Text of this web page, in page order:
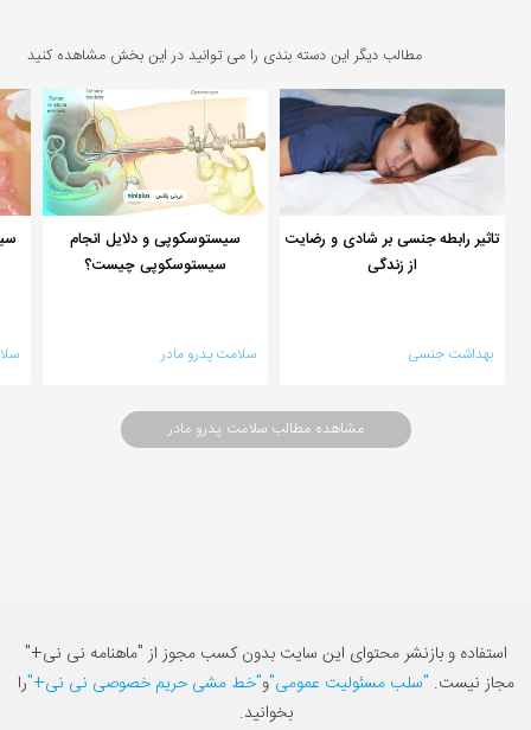
مطالب دیگر این دسته بندی را می توانید در این بخش مشاهده کنید
تاثیر رابطه جنسی بر شادی و رضایت
از زندگی
بهداشت جنسی
سیستوسکوپی و دلایل انجام
سیستوسکوپی چیست؟
سلامت پدرو مادر
مشاهده مطالب سلامت پدرو مادر
استفاده و بازنشر محتوای این سایت بدون کسب مجوز از "ماهنامه نی نی+"
مجاز نیست. "سلب مسئولیت عمومی"و"خط مشی حریم خصوصی نی نی+"را
بخوانید.